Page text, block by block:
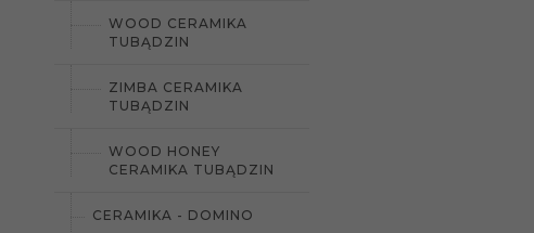
WOOD CERAMIKA
TUBĄDZIN
ZIMBA CERAMIKA
TUBĄDZIN
WOOD HONEY
CERAMIKA TUBĄDZIN
CERAMIKA - DOMINO